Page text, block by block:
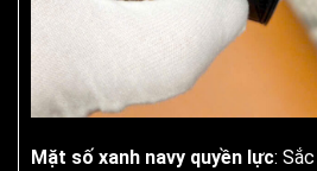
Mặt số xanh navy quyền lực: